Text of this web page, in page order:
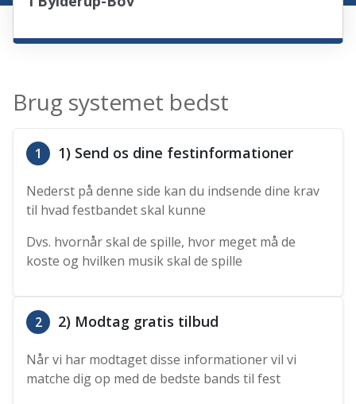
Brug systemet bedst
1 1) Send os dine festinformationer
Nederst på denne side kan du indsende dine krav
til hvad festbandet skal kunne
Dvs. hvornår skal de spille, hvor meget må de
koste og hvilken musik skal de spille
2 2) Modtag gratis tilbud
Når vi har modtaget disse informationer vil vi
matche dig op med de bedste bands til fest